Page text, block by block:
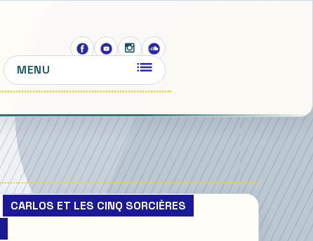
MENU
CARLOS ET LES CINQ SORCIÈRES